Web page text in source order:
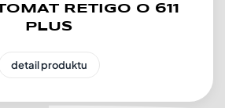
RETIGO O 611
PLUS
detail produktu